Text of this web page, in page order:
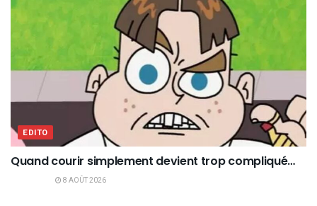
EDITO
Quand courir simplement devient trop compliqué…
8 AOÛT 2026